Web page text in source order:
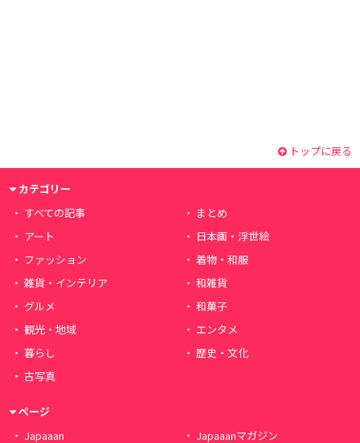
トップに戻る
カテゴリー
すべての記事
まとめ
アート
日本画・浮世絵
ファッション
着物・和服
雑貨・インテリア
和雑貨
グルメ
和菓子
観光・地域
エンタメ
暮らし
歴史・文化
古写真
ページ
Japaaan
Japaaanマガジン